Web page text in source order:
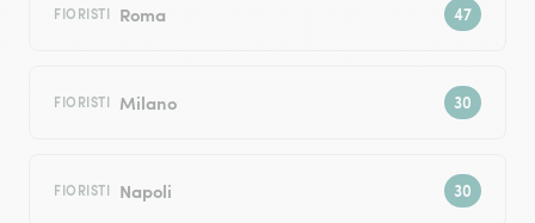
FIORISTI Roma
FIORISTI Milano
FIORISTI Napoli